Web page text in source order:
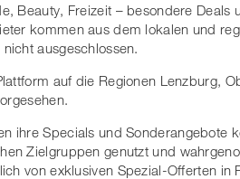
Beauty, Freizeit – besondere Deals
kommen aus dem lokalen und
ausgeschlossen.
auf die Regionen Lenzburg,
ihre Specials und Sonderangebote
Zielgruppen genutzt und
von exklusiven Spezial-Offerten in